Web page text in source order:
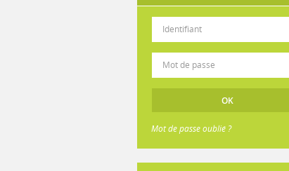
Mot de passe oublié ?